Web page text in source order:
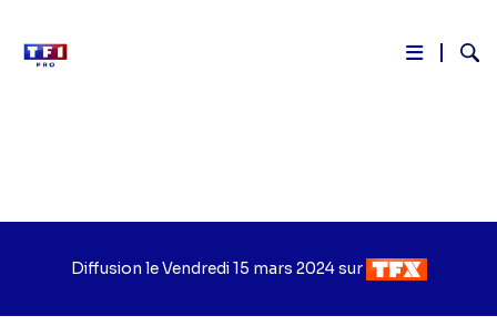
Diffusion leJour
diffusion
Vendredi 15 mars 2024sur Chaîne
diffusion